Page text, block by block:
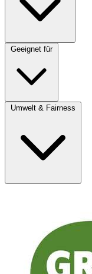
Geeignet für
Umwelt & Fairness